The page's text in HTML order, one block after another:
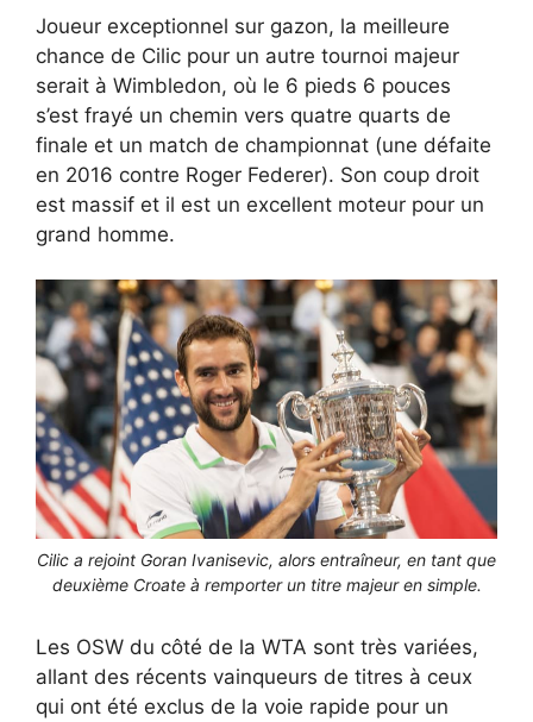
Joueur exceptionnel sur gazon, la meilleure
chance de Cilic pour un autre tournoi majeur
serait à Wimbledon, où le 6 pieds 6 pouces
s’est frayé un chemin vers quatre quarts de
finale et un match de championnat (une défaite
en 2016 contre Roger Federer). Son coup droit
est massif et il est un excellent moteur pour un
grand homme.
Cilic a rejoint Goran Ivanisevic, alors entraîneur, en tant que
deuxième Croate à remporter un titre majeur en simple.
Les OSW du côté de la WTA sont très variées,
allant des récents vainqueurs de titres à ceux
qui ont été exclus de la voie rapide pour un